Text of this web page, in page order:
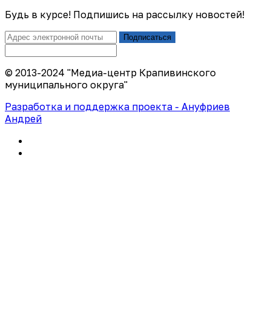
Будь в курсе! Подпишись на рассылку новостей!
Подписаться
© 2013-2024 "Медиа-центр Крапивинского
муниципального округа"
Разработка и поддержка проекта - Ануфриев
Андрей